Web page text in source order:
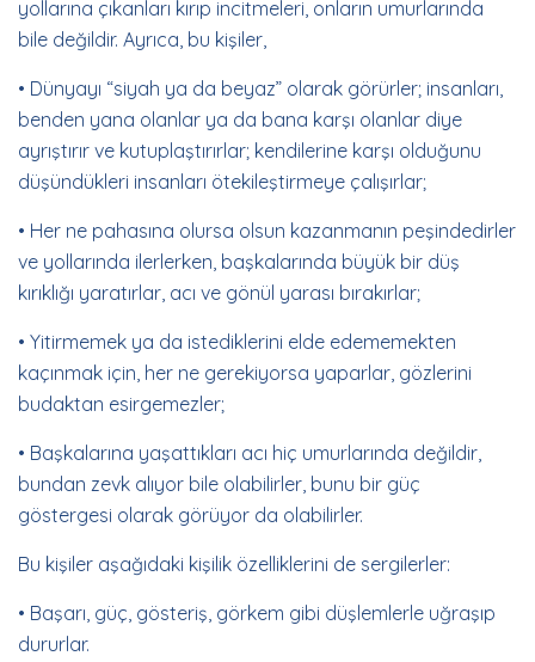
yollarına çıkanları kırıp incitmeleri, onların umurlarında
bile değildir. Ayrıca, bu kişiler,
• Dünyayı “siyah ya da beyaz” olarak görürler; insanları,
benden yana olanlar ya da bana karşı olanlar diye
ayrıştırır ve kutuplaştırırlar; kendilerine karşı olduğunu
düşündükleri insanları ötekileştirmeye çalışırlar;
• Her ne pahasına olursa olsun kazanmanın peşindedirler
ve yollarında ilerlerken, başkalarında büyük bir düş
kırıklığı yaratırlar, acı ve gönül yarası bırakırlar;
• Yitirmemek ya da istediklerini elde edememekten
kaçınmak için, her ne gerekiyorsa yaparlar, gözlerini
budaktan esirgemezler;
• Başkalarına yaşattıkları acı hiç umurlarında değildir,
bundan zevk alıyor bile olabilirler, bunu bir güç
göstergesi olarak görüyor da olabilirler.
Bu kişiler aşağıdaki kişilik özelliklerini de sergilerler:
• Başarı, güç, gösteriş, görkem gibi düşlemlerle uğraşıp
dururlar.